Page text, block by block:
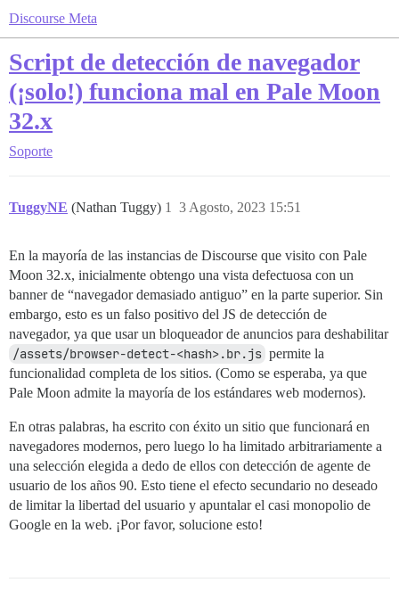
Discourse Meta
Script de detección de navegador
(¡solo!) funciona mal en Pale Moon
32.x
Soporte
TuggyNE (Nathan Tuggy) 3 Agosto, 2023 15:51
1
En la mayoría de las instancias de Discourse que visito con Pale
Moon 32.x, inicialmente obtengo una vista defectuosa con un
banner de “navegador demasiado antiguo” en la parte superior. Sin
embargo, esto es un falso positivo del JS de detección de
navegador, ya que usar un bloqueador de anuncios para deshabilitar
/assets/browser-detect-<hash>.br.js permite la
funcionalidad completa de los sitios. (Como se esperaba, ya que
Pale Moon admite la mayoría de los estándares web modernos).
En otras palabras, ha escrito con éxito un sitio que funcionará en
navegadores modernos, pero luego lo ha limitado arbitrariamente a
una selección elegida a dedo de ellos con detección de agente de
usuario de los años 90. Esto tiene el efecto secundario no deseado
de limitar la libertad del usuario y apuntalar el casi monopolio de
Google en la web. ¡Por favor, solucione esto!